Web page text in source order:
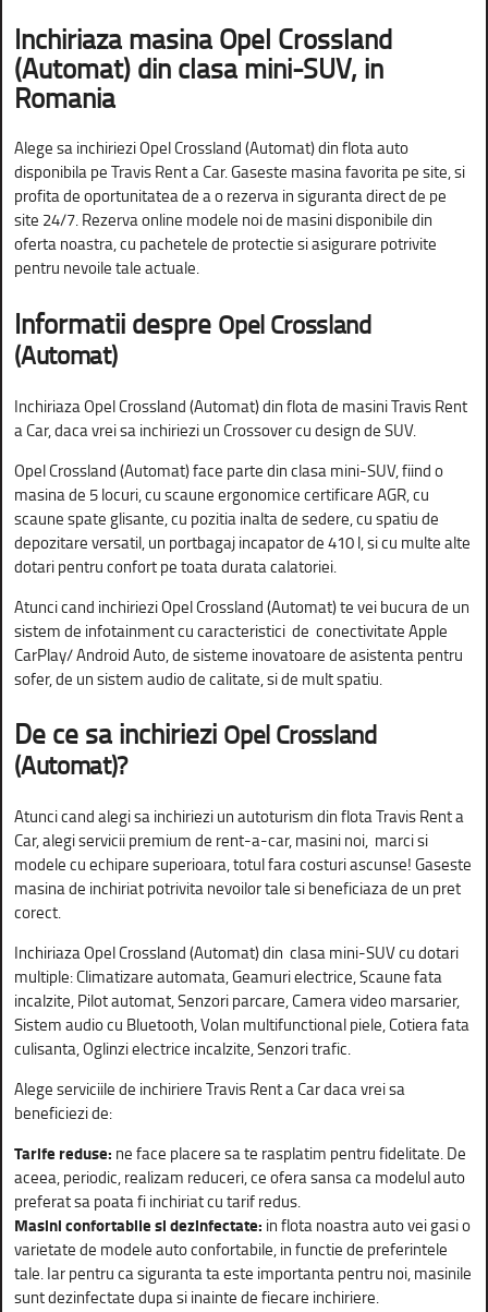
Inchiriaza masina Opel Crossland
(Automat) din clasa mini-SUV, in
Romania
Alege sa inchiriezi Opel Crossland (Automat) din flota auto
disponibila pe Travis Rent a Car. Gaseste masina favorita pe site, si
profita de oportunitatea de a o rezerva in siguranta direct de pe
site 24/7. Rezerva online modele noi de masini disponibile din
oferta noastra, cu pachetele de protectie si asigurare potrivite
pentru nevoile tale actuale.
Informatii despreOpel Crossland
(Automat)
Inchiriaza Opel Crossland (Automat) din flota de masini Travis Rent
a Car, daca vrei sa inchiriezi un Crossover cu design de SUV.
Opel Crossland (Automat) face parte din clasa mini-SUV, fiind o
masina de 5 locuri, cu scaune ergonomice certificare AGR, cu
scaune spate glisante, cu pozitia inalta de sedere, cu spatiu de
depozitare versatil, un portbagaj incapator de 410 l, si cu multe alte
dotari pentru confort pe toata durata calatoriei.
Atunci cand inchiriezi Opel Crossland (Automat) te vei bucura de un
sistem de infotainment cu caracteristici de conectivitate Apple
CarPlay/ Android Auto, de sisteme inovatoare de asistenta pentru
sofer, de un sistem audio de calitate, si de mult spatiu.
De ce sa inchirieziOpel Crossland
(Automat)?
Atunci cand alegi sa inchiriezi un autoturism din flota Travis Rent a
Car, alegi servicii premium de rent-a-car, masini noi, marci si
modele cu echipare superioara, totul fara costuri ascunse! Gaseste
masina de inchiriat potrivita nevoilor tale si beneficiaza de un pret
corect.
Inchiriaza Opel Crossland (Automat) din clasa mini-SUV cu dotari
multiple: Climatizare automata, Geamuri electrice, Scaune fata
incalzite, Pilot automat, Senzori parcare, Camera video marsarier,
Sistem audio cu Bluetooth, Volan multifunctional piele, Cotiera fata
culisanta, Oglinzi electrice incalzite, Senzori trafic.
Alege serviciile de inchiriere Travis Rent a Car daca vrei sa
beneficiezi de:
Tarife reduse: ne face placere sa te rasplatim pentru fidelitate. De
aceea, periodic, realizam reduceri, ce ofera sansa ca modelul auto
preferat sa poata fi inchiriat cu tarif redus.
Masini confortabile si dezinfectate: in flota noastra auto vei gasi o
varietate de modele auto confortabile, in functie de preferintele
tale. Iar pentru ca siguranta ta este importanta pentru noi, masinile
sunt dezinfectate dupa si inainte de fiecare inchiriere.